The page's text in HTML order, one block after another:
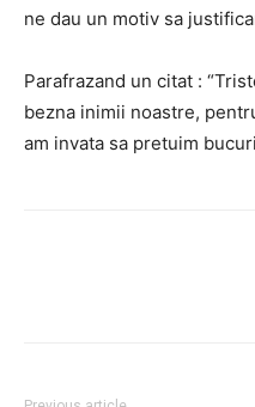
ne dau un motiv sa
Parafrazand un citat :
bezna inimii noastre,
am invata sa pretuim